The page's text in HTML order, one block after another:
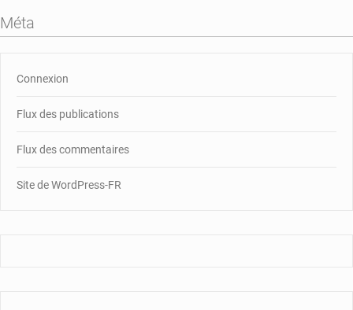
Méta
Connexion
Flux des publications
Flux des commentaires
Site de WordPress-FR